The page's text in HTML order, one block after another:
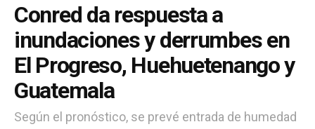
Conred da respuesta a
inundaciones y derrumbes en
El Progreso, Huehuetenango y
Guatemala
Según el pronóstico, se prevé entrada de humedad